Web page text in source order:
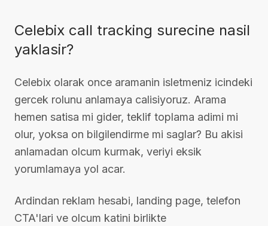
Celebix call tracking surecine nasil
yaklasir?
Celebix olarak once aramanin isletmeniz icindeki
gercek rolunu anlamaya calisiyoruz. Arama
hemen satisa mi gider, teklif toplama adimi mi
olur, yoksa on bilgilendirme mi saglar? Bu akisi
anlamadan olcum kurmak, veriyi eksik
yorumlamaya yol acar.
Ardindan reklam hesabi, landing page, telefon
CTA'lari ve olcum katini birlikte